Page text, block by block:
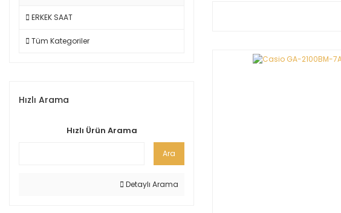
ERKEK SAAT
Tüm Kategoriler
Hızlı Arama
Hızlı Ürün Arama
Ara
Detaylı Arama